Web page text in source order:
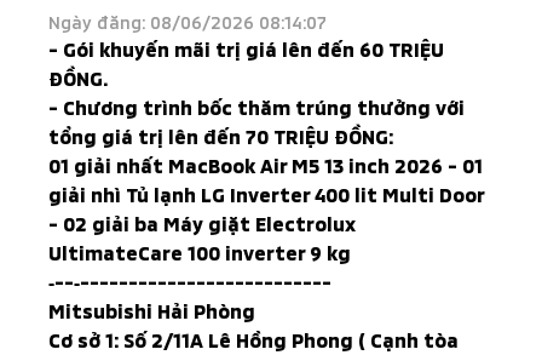
Ngày đăng: 08/06/2026 08:14:07
- Gói khuyến mãi trị giá lên đến 60 TRIỆU
ĐỒNG.
- Chương trình bốc thăm trúng thưởng với
tổng giá trị lên đến 70 TRIỆU ĐỒNG:
01 giải nhất MacBook Air M5 13 inch 2026 - 01
giải nhì Tủ lạnh LG Inverter 400 lit Multi Door
- 02 giải ba Máy giặt Electrolux
UltimateCare 100 inverter 9 kg
‐--‐--------------------------
Mitsubishi Hải Phòng
Cơ sở 1: Số 2/11A Lê Hồng Phong ( Cạnh tòa